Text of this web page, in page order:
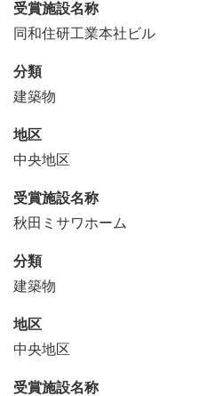
受賞施設名称
同和住研工業本社ビル
分類
建築物
地区
中央地区
受賞施設名称
秋田ミサワホーム
分類
建築物
地区
中央地区
受賞施設名称